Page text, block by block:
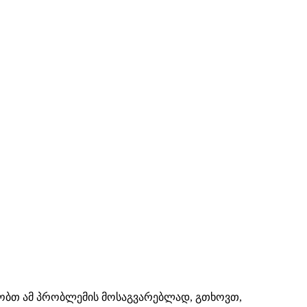
ამ პრობლემის მოსაგვარებლად, გთხოვთ,